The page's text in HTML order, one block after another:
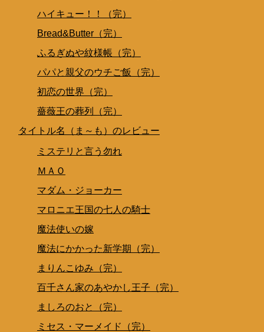
ハイキュー！！（完）
Bread&Butter（完）
ふるぎぬや紋様帳（完）
パパと親父のウチご飯（完）
初恋の世界（完）
薔薇王の葬列（完）
タイトル名（ま～も）のレビュー
ミステリと言う勿れ
ＭＡＯ
マダム・ジョーカー
マロニエ王国の七人の騎士
魔法使いの嫁
魔法にかかった新学期（完）
まりんこゆみ（完）
百千さん家のあやかし王子（完）
ましろのおと（完）
ミセス・マーメイド（完）